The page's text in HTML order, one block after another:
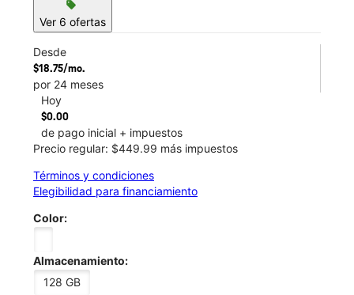
sell
Ver 6 ofertas
Desde
$18.75/mo.
por 24 meses
Hoy
$0.00
de pago inicial + impuestos
Precio regular: $449.99 más impuestos
Términos y condiciones
Elegibilidad para financiamiento
Color:
Almacenamiento:
128 GB